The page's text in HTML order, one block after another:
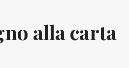
alla carta